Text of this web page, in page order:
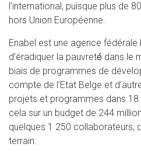
l’international, puisque plus de
hors Union Européenne.
Enabel est une agence
d’éradiquer la pauvreté́ dans le
biais de programmes de
compte de l’Etat Belge et
projets et programmes dans 18
cela sur un budget de 244
quelques 1 250 collaborateurs,
terrain.